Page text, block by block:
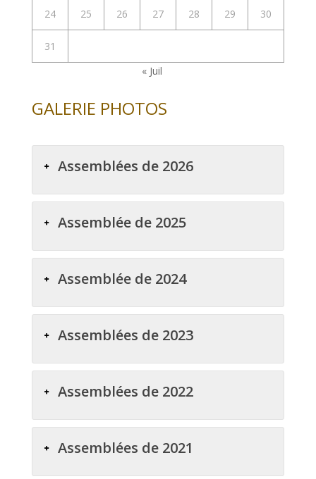
24 25 26 27 28 29 30
31
« Juil
GALERIE PHOTOS
Assemblées de 2026
Assemblée de 2025
Assemblée de 2024
Assemblées de 2023
Assemblées de 2022
Assemblées de 2021